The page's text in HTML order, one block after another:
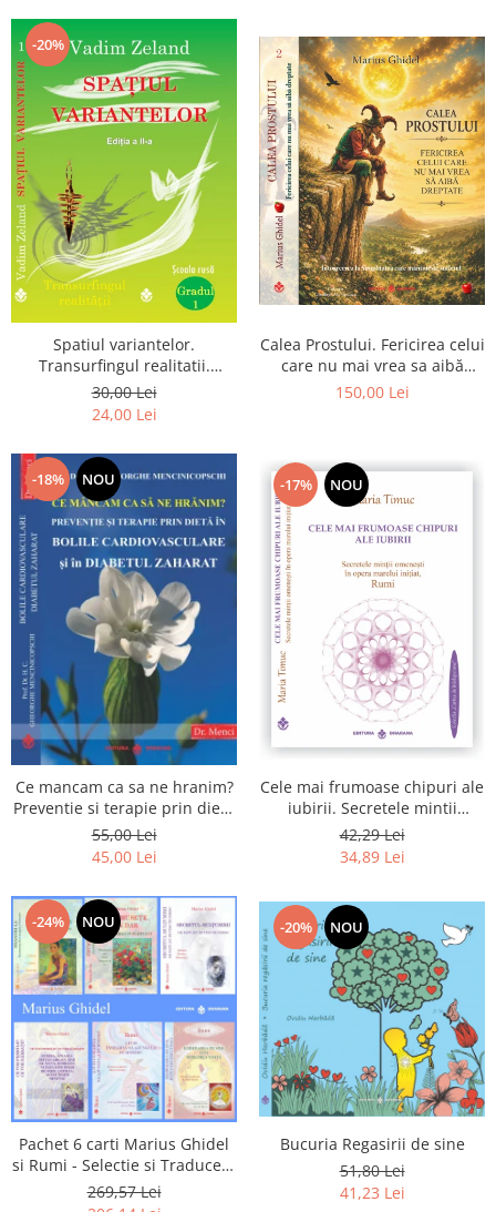
-20%
Spatiul variantelor.
Transurfingul realitatii.
Gradul 1. Cum sa ne
dezvoltam intuitia si sa ne
30,00 Lei
24,00 Lei
Calea Prostului. Fericirea celui
care nu mai vrea sa aibă
dreptate - Intoarcerea la
150,00 Lei
-18% NOU
Ce mancam ca sa ne hranim?
Preventie si terapie prin dieta
in bolile cardiovasculare si in
diabetul zaharat
55,00 Lei
45,00 Lei
-17% NOU
Cele mai frumoase chipuri ale
iubirii. Secretele mintii
omenesti in opera marelui
initiat, Rumi
42,29 Lei
34,89 Lei
-24% NOU
Pachet 6 carti Marius Ghidel
si Rumi - Selectie si Traducere
de Marius Ghidel
269,57 Lei
-20% NOU
Bucuria Regasirii de sine
51,80 Lei
41,23 Lei